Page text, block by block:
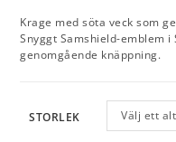
Krage med söta veck som
Snyggt Samshield-emblem
genomgående knäppning.
STORLEK Välj ett